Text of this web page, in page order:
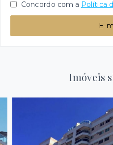
Concordo com a Política
E-
Imóveis